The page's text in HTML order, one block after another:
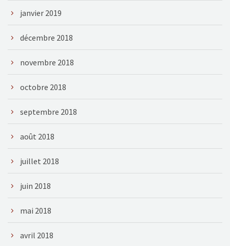
janvier 2019
décembre 2018
novembre 2018
octobre 2018
septembre 2018
août 2018
juillet 2018
juin 2018
mai 2018
avril 2018